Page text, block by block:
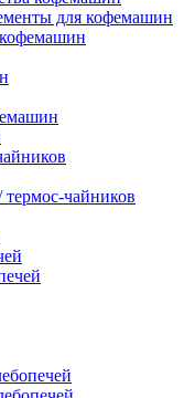
для кофемашин
чайников